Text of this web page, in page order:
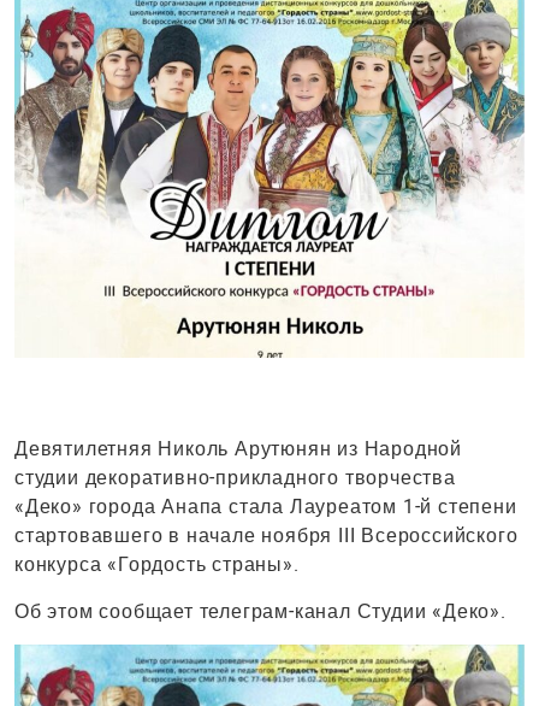
Девятилетняя Николь Арутюнян из Народной
студии декоративно-прикладного творчества
«Деко» города Анапа стала Лауреатом 1-й степени
стартовавшего в начале ноября III Всероссийского
конкурса «Гордость страны».
Об этом сообщает телеграм-канал Студии «Деко».